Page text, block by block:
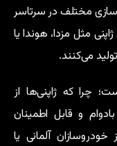
مختلف در سرتاسر
مثل مزدا، هوندا یا
می‌کنند.
چرا که ژاپنی‌ها از
و قابل اطمینان
آلمانی یا